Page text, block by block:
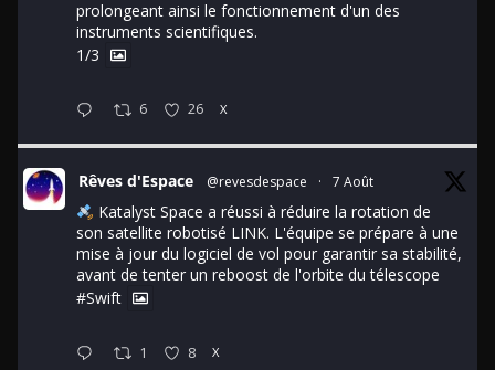
prolongeant ainsi le fonctionnement d'un des
instruments scientifiques.
1/3
6 26 X
Rêves d'Espace @revesdespace · 7 Août
Katalyst Space a réussi à réduire la rotation de
son satellite robotisé LINK. L'équipe se prépare à une
mise à jour du logiciel de vol pour garantir sa stabilité,
avant de tenter un reboost de l'orbite du télescope
#Swift
1 8 X